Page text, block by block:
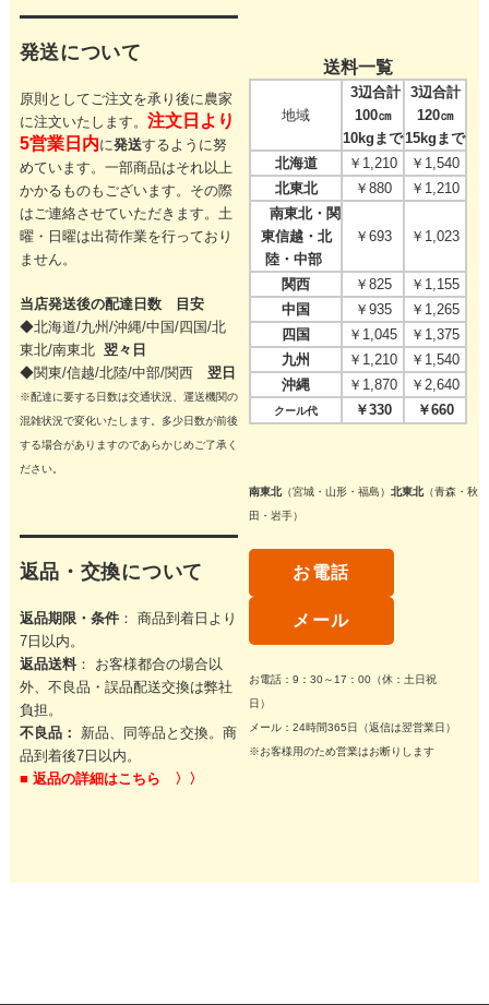
発送について
原則としてご注文を承り後に農家
に注文いたします。 注文日より
5営業日内に発送するように努
めています。一部商品はそれ以上
かかるものもございます。その際
はご連絡させていただきます。 土
曜・日曜は出荷作業を行っており
ません。
当店発送後の配達日数 目安
◆北海道/九州/沖縄/中国/四国/北
東北/南東北 翌々日
◆関東/信越/北陸/中部/関西 翌日
※配達に要する日数は交通状況、運送機関の
混雑状況で変化いたします。多少日数が前後
する場合がありますのであらかじめご了承く
ださい。
返品・交換について
返品期限・条件： 商品到着日より
7日以内。
返品送料： お客様都合の場合以
外、不良品・誤品配送交換は弊社
負担。
不良品：
新品、同等品と交換。商
品到着後7日以内。
■ 返品の詳細はこちら 〉〉
送料一覧
地域
3辺合計
100㎝
10kgまで
3辺合計
120㎝
15kgまで
北海道
￥1,210
￥1,540
北東北
￥880
￥1,210
南東北・関
東信越・北
陸・中部
￥693 ￥1,023
関西 ￥825
￥1,155
中国
￥935
￥1,265
四国
￥1,045
￥1,375
九州
￥1,210
￥1,540
沖縄
￥1,870 ￥2,640
クール代 ￥330 ￥660
南東北（宮城・山形・福島）北東北（青森・秋
田・岩手）
お電話
メール
お電話：9：30～17：00（休：土日祝
日）
メール：24時間365日（返信は翌営業日）
※お客様用のため営業はお断りします